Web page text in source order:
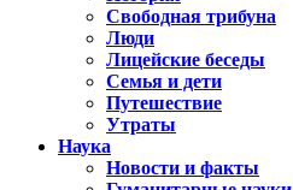
Свободная трибуна
Люди
Лицейские беседы
Семья и дети
Путешествие
Утраты
Наука
Новости и факты